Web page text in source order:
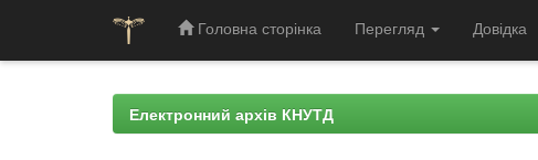
Головна сторінка Перегляд Довідка
Електронний архів КНУТД